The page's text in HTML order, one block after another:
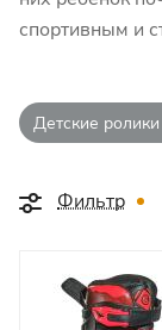
спортивным и
Детские
Фильтр